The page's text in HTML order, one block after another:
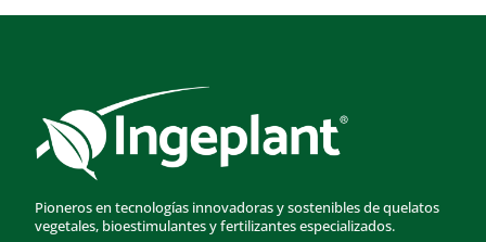
Pioneros en tecnologías innovadoras y sostenibles de quelatos
vegetales, bioestimulantes y fertilizantes especializados.